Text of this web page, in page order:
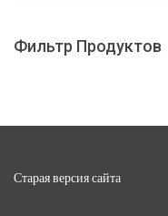
выбрать
Фильтр Продуктов
Старая версия сайта